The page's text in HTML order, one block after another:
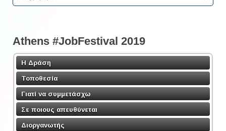
Athens #JobFestival 2019
Η Δράση
Τοποθεσία
Γιατί να συμμετάσχω
Σε ποιους απευθύνεται
Διοργανωτής